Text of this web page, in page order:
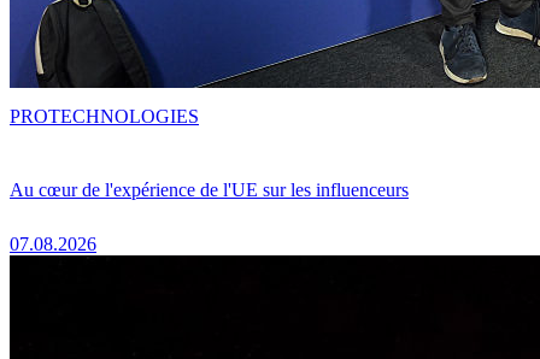
Au cœur de l'expérience de l'UE sur les influenceurs
07.08.2026
PROTECHNOLOGIES